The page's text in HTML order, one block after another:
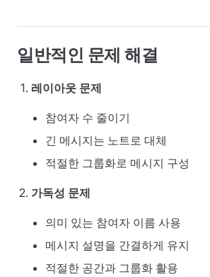
일반적인 문제 해결
레이아웃 문제
참여자 수 줄이기
긴 메시지는 노트로 대체
적절한 그룹화로 메시지 구성
가독성 문제
의미 있는 참여자 이름 사용
메시지 설명을 간결하게 유지
적절한 공간과 그룹화 활용